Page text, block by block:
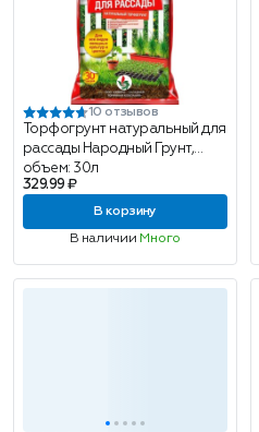
10 отзывов
Торфогрунт натуральный для
рассады Народный Грунт,
объем: 30л
329.99 ₽
В корзину
В наличии Много